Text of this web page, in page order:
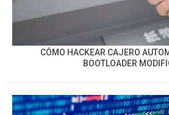
CÓMO HACKEAR CAJERO
BOOTLOADER